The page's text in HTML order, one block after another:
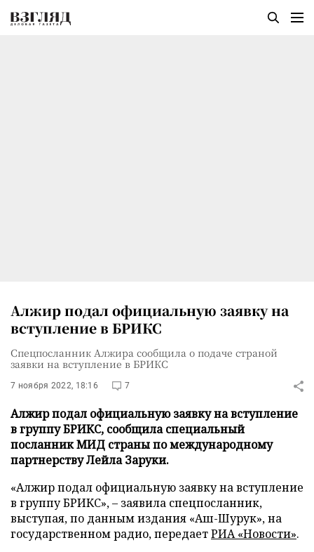
Алжир подал официальную заявку на
вступление в БРИКС
Спецпосланник Алжира сообщила о подаче страной
заявки на вступление в БРИКС
7 ноября 2022, 18:16 7
Алжир подал официальную заявку на вступление
в группу БРИКС, сообщила специальный
посланник МИД страны по международному
партнерству Лейла Заруки.
«Алжир подал официальную заявку на вступление
в группу БРИКС», – заявила спецпосланник,
выступая, по данным издания «Aш-Шурук», на
государственном радио, передаетРИА «Новости».